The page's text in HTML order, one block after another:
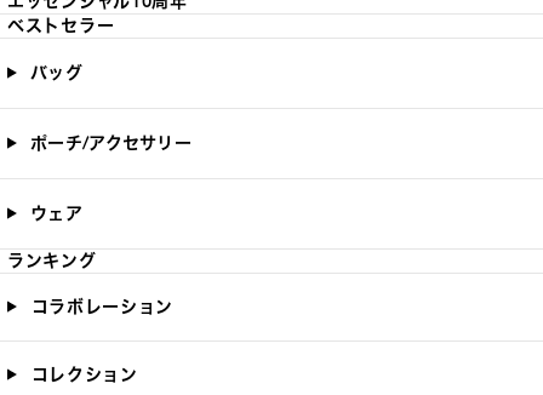
ベストセラー
バッグ
ポーチ/アクセサリー
ウェア
ランキング
コラボレーション
コレクション